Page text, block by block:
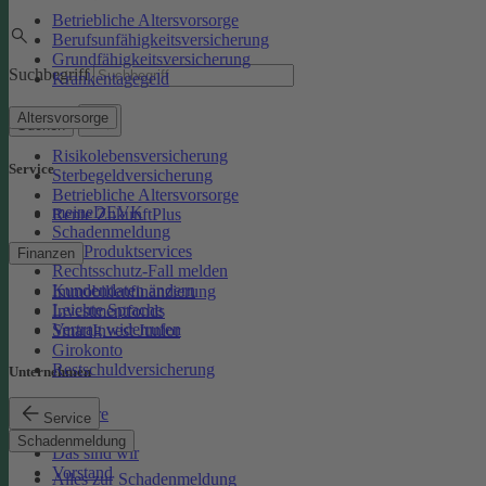
Betriebliche Altersvorsorge
Berufsunfähigkeitsversicherung
Grundfähigkeitsversicherung
Krankentagegeld
Altersvorsorge
Risikolebensversicherung
Sterbegeldversicherung
Betriebliche Altersvorsorge
Rente ZukunftPlus
Finanzen
Immobilienfinanzierung
Investmentfonds
SmartInvest Junior
Girokonto
Restschuldversicherung
Service
Schadenmeldung
Alles zur Schadenmeldung
Suchbegriff
Suchen
Service
meineDEVK
Schadenmeldung
Kfz-Produktservices
Rechtsschutz-Fall melden
Kundendaten ändern
Leichte Sprache
Vertrag widerrufen
Unternehmen
Karriere
Presse
Das sind wir
Vorstand